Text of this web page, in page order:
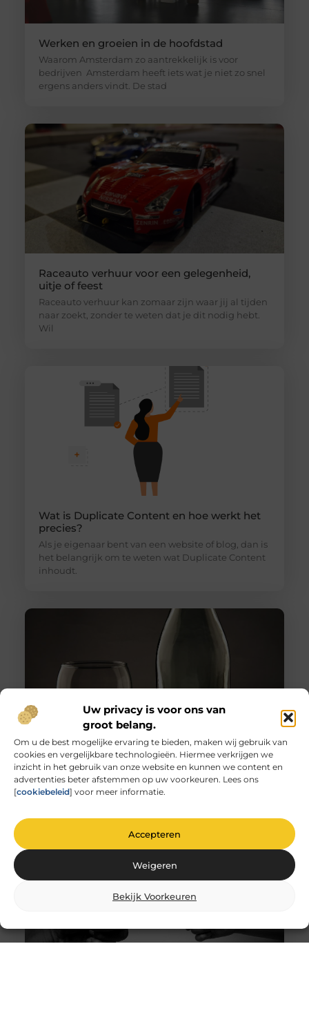
Uw privacy is voor ons van
groot belang.
Om u de best mogelijke ervaring te bieden, maken wij gebruik van
cookies en vergelijkbare technologieën. Hiermee verkrijgen we
inzicht in het gebruik van onze website en kunnen we content en
advertenties beter afstemmen op uw voorkeuren. Lees ons
[cookiebeleid] voor meer informatie.
Accepteren
Weigeren
Bekijk Voorkeuren
Werken en groeien in de hoofdstad
Waarom Amsterdam zo aantrekkelijk is voor
bedrijven Amsterdam heeft iets wat je niet zo snel
ergens anders vindt. De stad
Raceauto verhuur voor een gelegenheid,
uitje of feest
Raceauto verhuur kan zomaar zijn waar jij al tijden
naar zoekt, zonder te weten dat je dit nodig hebt.
Wil
Wat is Duplicate Content en hoe werkt het
precies?
Als je eigenaar bent van een website of blog, dan is
het belangrijk om te weten wat Duplicate Content
inhoudt.
Unieke herinneringen vervat in gegraveerd
glas
De magie van glas graveren Heb je ooit
stilgestaan bij de magie van glas graveren? Het is